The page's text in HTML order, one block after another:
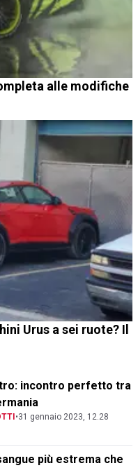
alle modifiche
Urus a sei ruote? Il
incontro perfetto tra
•31 gennaio 2023, 12.28
più estrema che